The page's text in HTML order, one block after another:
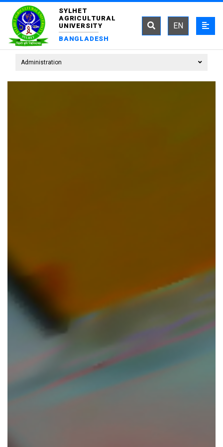
SYLHET
AGRICULTURAL
UNIVERSITY
BANGLADESH
EN
Administration